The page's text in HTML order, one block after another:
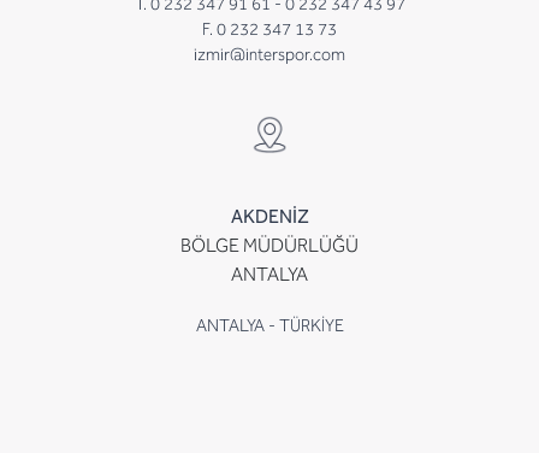
F. 0 232 347 13 73
izmir@interspor.com
AKDENİZ
BÖLGE MÜDÜRLÜĞÜ
ANTALYA
ANTALYA - TÜRKİYE